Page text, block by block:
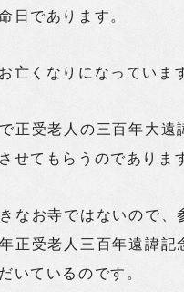
日であります。
亡くなりになっていま
正受老人の三百年大遠
せてもらうのでありま
なお寺ではないので、
正受老人三百年遠諱記
いているのです。